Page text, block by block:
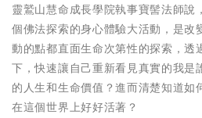
靈鷲山慧命成長學院執事寶髻法師說
個佛法探索的身心體驗大活動，是改
動的點都直面生命次第性的探索，透
下，快速讓自己重新看見真實的我是
的人生和生命價值？進而清楚知道如
在這個世界上好好活著？